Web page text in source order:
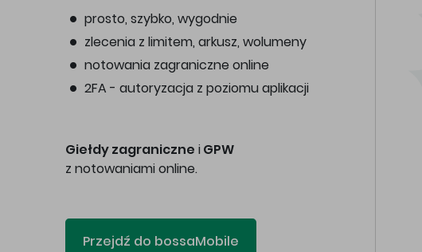
prosto, szybko, wygodnie
zlecenia z limitem, arkusz, wolumeny
notowania zagraniczne online
2FA - autoryzacja z poziomu aplikacji
Giełdy zagraniczne i GPW
z notowaniami online.
Przejdź do bossaMobile